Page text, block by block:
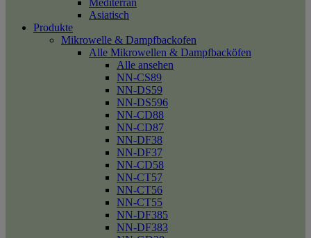
Mediterran
Asiatisch
Produkte
Mikrowelle & Dampfbackofen
Alle Mikrowellen & Dampfbacköfen
Alle ansehen
NN-CS89
NN-DS59
NN-DS596
NN-CD88
NN-CD87
NN-DF38
NN-DF37
NN-CD58
NN-CT57
NN-CT56
NN-CT55
NN-DF385
NN-DF383